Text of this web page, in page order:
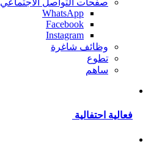
صفحات التواصل الاجتماعي
WhatsApp
Facebook
Instagram
وظائف شاغرة
تطوع
ساهم
فعالية احتفالية